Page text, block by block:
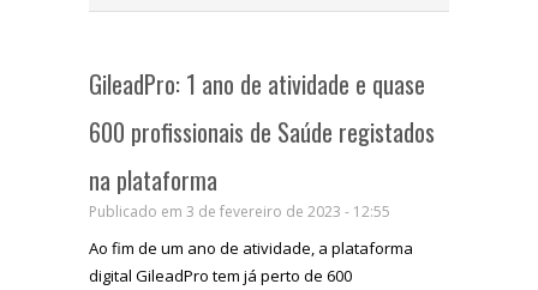
GileadPro: 1 ano de atividade e quase
600 profissionais de Saúde registados
na plataforma
Publicado em 3 de fevereiro de 2023 - 12:55
Ao fim de um ano de atividade, a plataforma
digital GileadPro tem já perto de 600